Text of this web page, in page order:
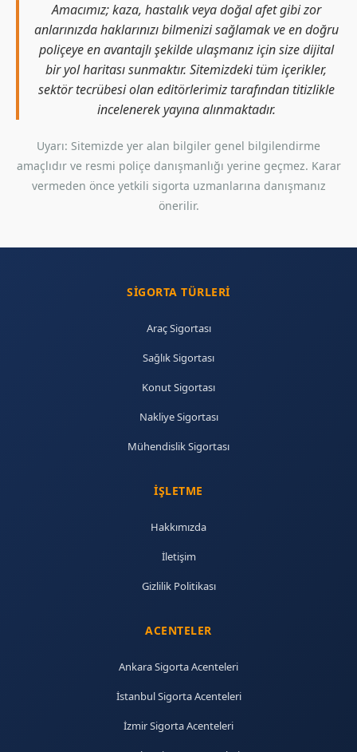
Amacımız; kaza, hastalık veya doğal afet gibi zor
anlarınızda haklarınızı bilmenizi sağlamak ve en doğru
poliçeye en avantajlı şekilde ulaşmanız için size dijital
bir yol haritası sunmaktır. Sitemizdeki tüm içerikler,
sektör tecrübesi olan editörlerimiz tarafından titizlikle
incelenerek yayına alınmaktadır.
Uyarı: Sitemizde yer alan bilgiler genel bilgilendirme
amaçlıdır ve resmi poliçe danışmanlığı yerine geçmez. Karar
vermeden önce yetkili sigorta uzmanlarına danışmanız
önerilir.
SIGORTA TÜRLERI
Araç Sigortası
Sağlık Sigortası
Konut Sigortası
Nakliye Sigortası
Mühendislik Sigortası
İŞLETME
Hakkımızda
İletişim
Gizlilik Politikası
ACENTELER
Ankara Sigorta Acenteleri
İstanbul Sigorta Acenteleri
İzmir Sigorta Acenteleri